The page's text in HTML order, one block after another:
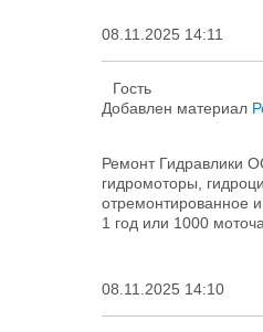
08.11.2025 14:11
Гость
Добавлен материал
Ремонт Гидравлики
гидромоторы,
отремонтированное
1 год или 1000
08.11.2025 14:10